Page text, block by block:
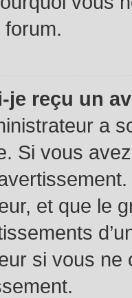
je reçu un
a
Si vous
et que le
si vous